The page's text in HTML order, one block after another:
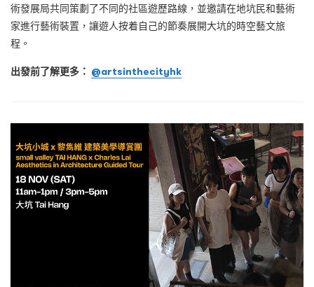
術發展局共同策劃了不同的社區遊歷路線，並邀請在地坑民和藝術
家進行藝術裝置，讓遊人按着自己的節奏展開大坑的時空藝文旅
程。
出發前了解更多： @artsinthecityhk